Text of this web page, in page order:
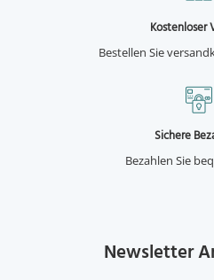
Kostenloser
Bestellen Sie
Sichere
Bezahlen Sie
Newsletter